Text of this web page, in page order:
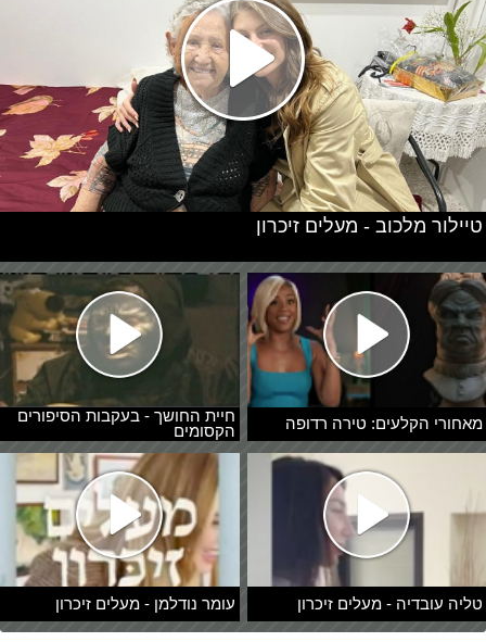
מאחורי הקלעים: טירה רדופה
חיית החושך - בעקבות הסיפורים
הקסומים
טליה עובדיה - מעלים זיכרון עומר נודלמן - מעלים זיכרון
טיילור מלכוב - מעלים זיכרון